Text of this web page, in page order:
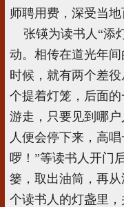
师聘用费，深受当地
张锳为读书人“添
动。相传在道光年
时候，就有两个差
个提着灯笼，后面
游走，只要见到哪
人便会停下来，高
啰！”等读书人开门
篓，取出油筒，再
个读书人的灯盏里